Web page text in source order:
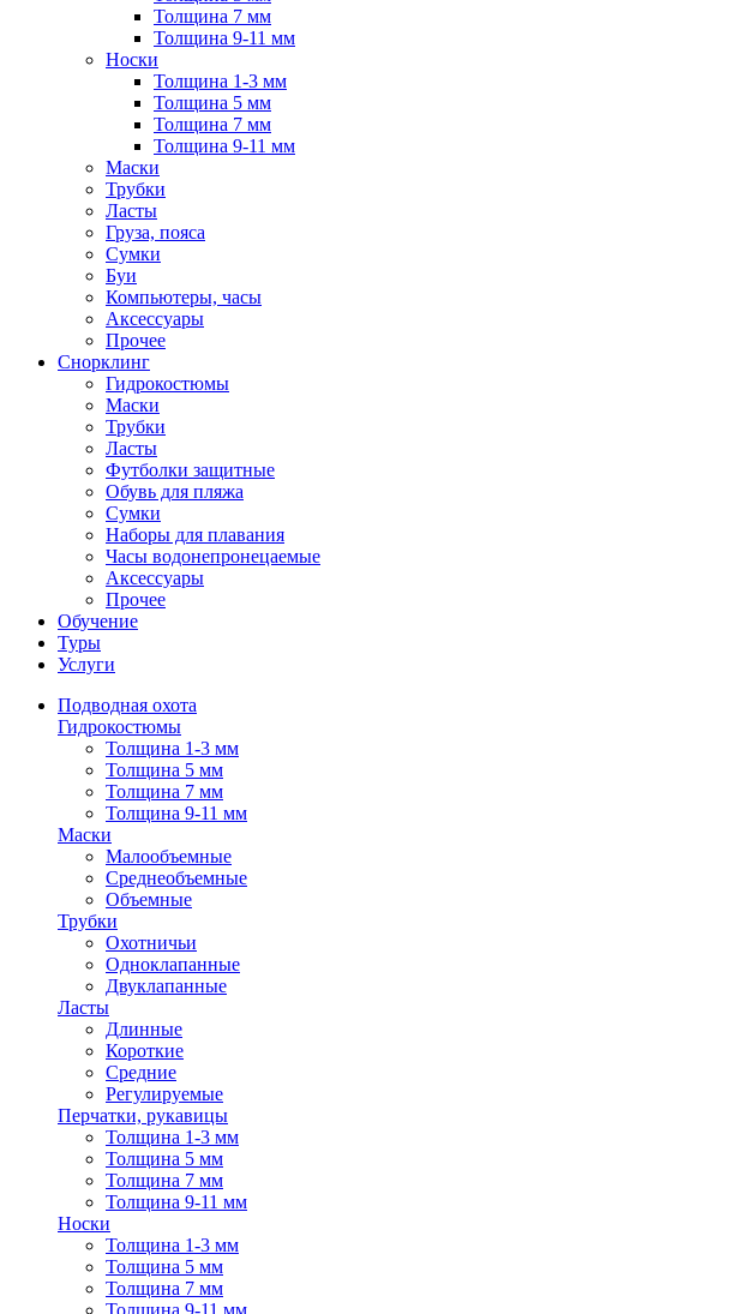
Толщина 7 мм
Толщина 9-11 мм
Носки
Толщина 1-3 мм
Толщина 5 мм
Толщина 7 мм
Толщина 9-11 мм
Маски
Трубки
Ласты
Груза, пояса
Сумки
Буи
Компьютеры, часы
Аксессуары
Прочее
Снорклинг
Гидрокостюмы
Маски
Трубки
Ласты
Футболки защитные
Обувь для пляжа
Сумки
Наборы для плавания
Часы водонепронецаемые
Аксессуары
Прочее
Обучение
Туры
Услуги
Подводная охота
Гидрокостюмы
Толщина 1-3 мм
Толщина 5 мм
Толщина 7 мм
Толщина 9-11 мм
Маски
Малообъемные
Среднеобъемные
Объемные
Трубки
Охотничьи
Одноклапанные
Двуклапанные
Ласты
Длинные
Короткие
Средние
Регулируемые
Перчатки, рукавицы
Толщина 1-3 мм
Толщина 5 мм
Толщина 7 мм
Толщина 9-11 мм
Носки
Толщина 1-3 мм
Толщина 5 мм
Толщина 7 мм
Толщина 9-11 мм